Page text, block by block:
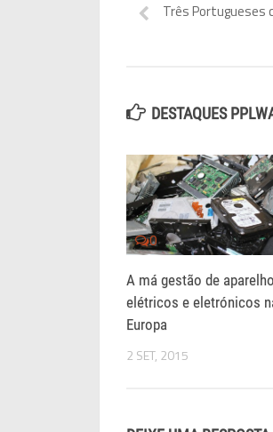
Três Portugueses
DESTAQUES
0
A má gestão de
elétricos e eletrónicos
Europa
2 SET, 2015